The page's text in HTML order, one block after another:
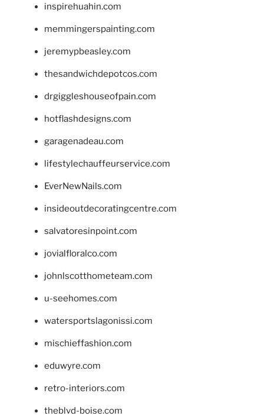
inspirehuahin.com
memmingerspainting.com
jeremypbeasley.com
thesandwichdepotcos.com
drgiggleshouseofpain.com
hotflashdesigns.com
garagenadeau.com
lifestylechauffeurservice.com
EverNewNails.com
insideoutdecoratingcentre.com
salvatoresinpoint.com
jovialfloralco.com
johnlscotthometeam.com
u-seehomes.com
watersportslagonissi.com
mischieffashion.com
eduwyre.com
retro-interiors.com
theblvd-boise.com